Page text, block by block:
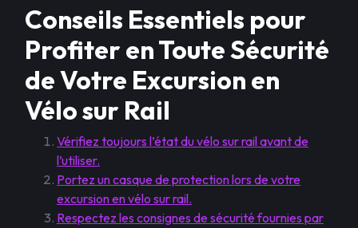
Conseils Essentiels pour
Profiter en Toute Sécurité
de Votre Excursion en
Vélo sur Rail
Vérifiez toujours l’état du vélo sur rail avant de
l’utiliser.
Portez un casque de protection lors de votre
excursion en vélo sur rail.
Respectez les consignes de sécurité fournies par